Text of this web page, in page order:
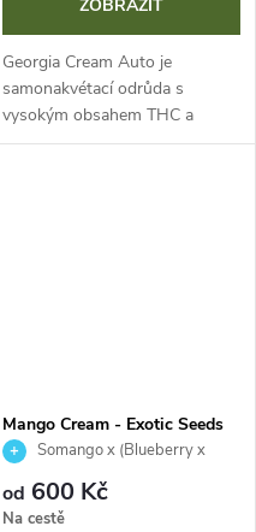
ZOBRAZIT
Georgia Cream Auto je
samonakvétací odrůda s
vysokým obsahem THC a
životním cyklem pouhých 10
Mango Cream - Exotic Seeds
Somango x (Blueberry x
NYCD)F5
od 600 Kč
Na cestě